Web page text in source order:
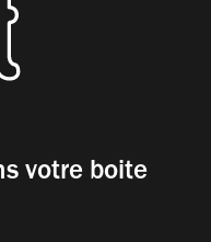
votre boite